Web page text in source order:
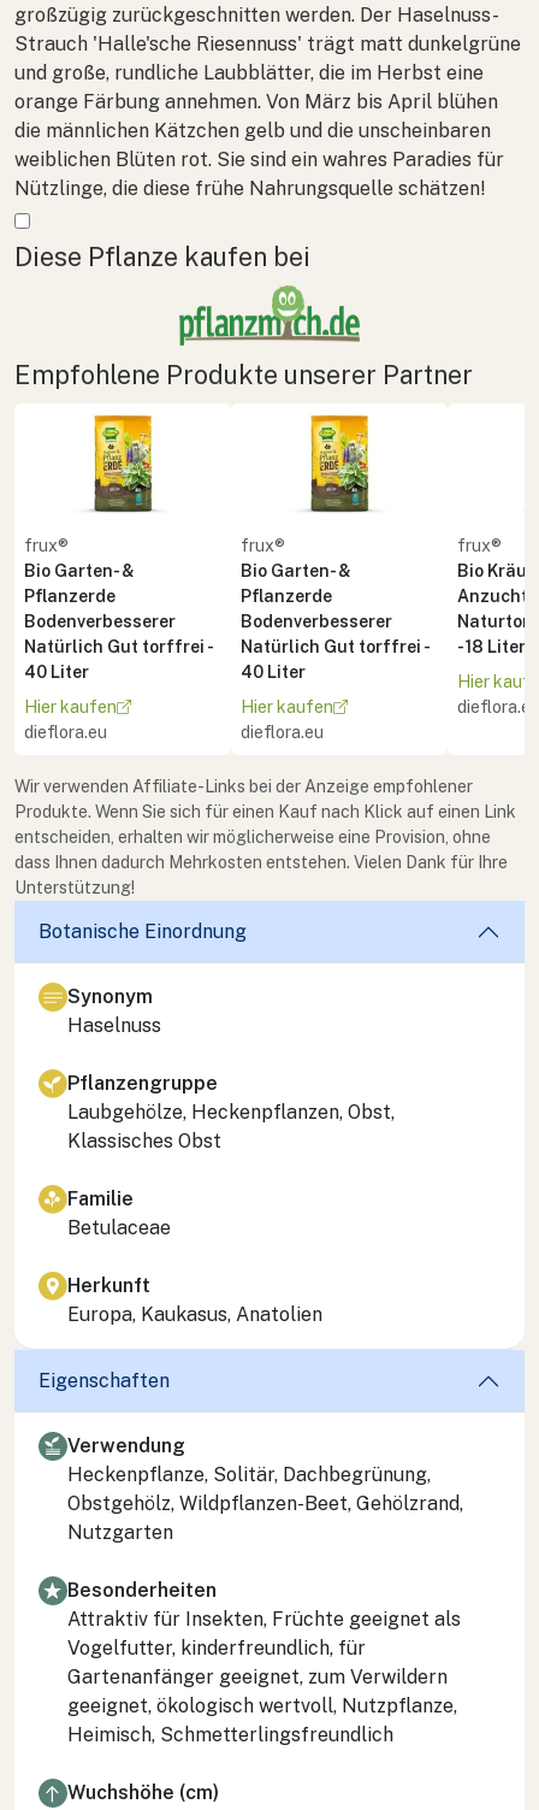
großzügig zurückgeschnitten werden. Der Haselnuss-
Strauch 'Halle'sche Riesennuss' trägt matt dunkelgrüne
und große, rundliche Laubblätter, die im Herbst eine
orange Färbung annehmen. Von März bis April blühen
die männlichen Kätzchen gelb und die unscheinbaren
weiblichen Blüten rot. Sie sind ein wahres Paradies für
Nützlinge, die diese frühe Nahrungsquelle schätzen!
Mehr anzeigen
Diese Pflanze kaufen bei
Empfohlene Produkte unserer Partner
frux®
Bio Garten- &
Pflanzerde
Bodenverbesserer
Natürlich Gut torffrei -
40 Liter
Hier kaufen
dieflora.eu
frux®
Bio Garten- &
Pflanzerde
Bodenverbesserer
Natürlich Gut torffrei -
40 Liter
Hier kaufen
dieflora.eu
frux®
Bio
Naturton
- 18 Liter
Hier
dieflora.eu
Wir verwenden Affiliate-Links bei der Anzeige empfohlener
Produkte. Wenn Sie sich für einen Kauf nach Klick auf einen Link
entscheiden, erhalten wir möglicherweise eine Provision, ohne
dass Ihnen dadurch Mehrkosten entstehen. Vielen Dank für Ihre
Unterstützung!
Botanische Einordnung
Synonym
Haselnuss
Pflanzengruppe
Laubgehölze, Heckenpflanzen, Obst,
Klassisches Obst
Familie
Betulaceae
Herkunft
Europa, Kaukasus, Anatolien
Eigenschaften
Verwendung
Heckenpflanze, Solitär, Dachbegrünung,
Obstgehölz, Wildpflanzen-Beet, Gehölzrand,
Nutzgarten
Besonderheiten
Attraktiv für Insekten, Früchte geeignet als
Vogelfutter, kinderfreundlich, für
Gartenanfänger geeignet, zum Verwildern
geeignet, ökologisch wertvoll, Nutzpflanze,
Heimisch, Schmetterlingsfreundlich
Wuchshöhe (cm)